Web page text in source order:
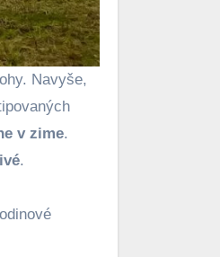
Navyše,
v zime.
.